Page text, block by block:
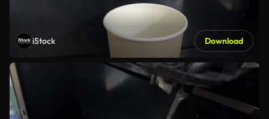
iStock Download